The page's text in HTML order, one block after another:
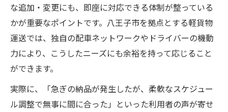
な追加・変更にも、即座に対応できる体制が整っている
かが重要なポイントです。八王子市を拠点とする軽貨物
運送では、独自の配車ネットワークやドライバーの機動
力により、こうしたニーズにも余裕を持って応じること
ができます。
実際に、「急ぎの納品が発生したが、柔軟なスケジュー
ル調整で無事に間に合った」といった利用者の声が寄せ